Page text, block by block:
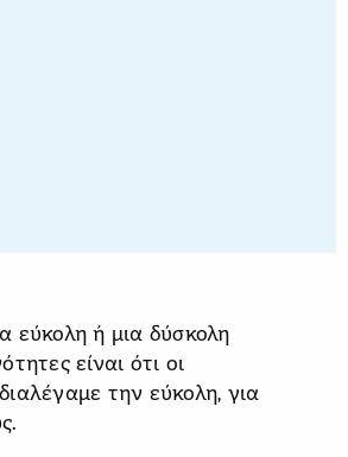
εύκολη ή μια δύσκολη
είναι ότι οι
την εύκολη, για